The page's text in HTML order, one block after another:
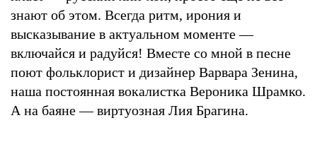
знают об этом. Всегда ритм, ирония и
высказывание в актуальном моменте —
включайся и радуйся! Вместе со мной в песне
поют фольклорист и дизайнер Варвара Зенина,
наша постоянная вокалистка Вероника Шрамко.
А на баяне — виртуозная Лия Брагина.